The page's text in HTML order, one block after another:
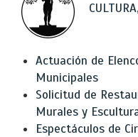
Actuación de
Municipales
Solicitud de
Murales y
Espectáculos de